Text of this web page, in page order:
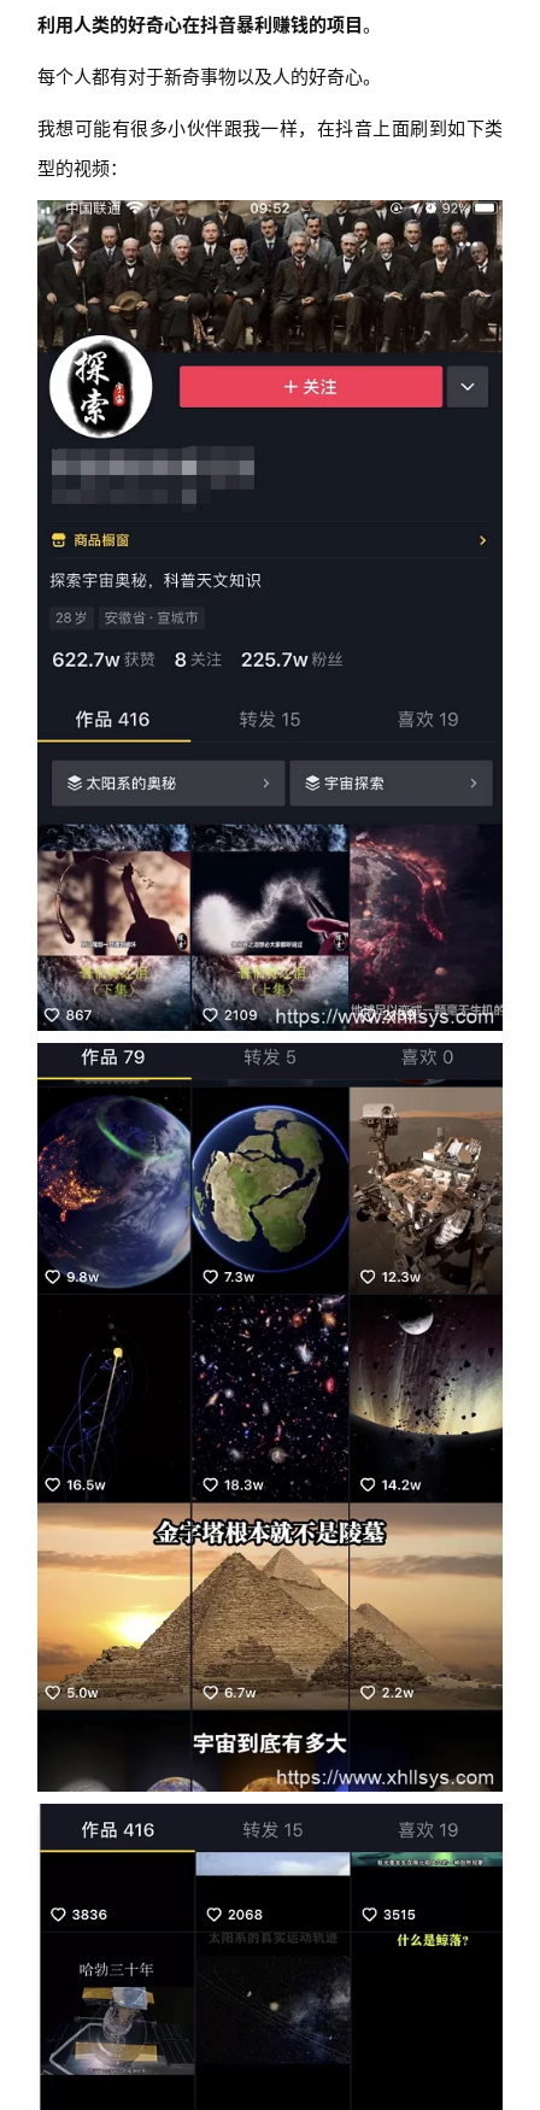
利用人类的好奇心在抖音暴利赚钱的项目。
每个人都有对于新奇事物以及人的好奇心。
我想可能有很多小伙伴跟我一样，在抖音上面刷到如下类
型的视频：